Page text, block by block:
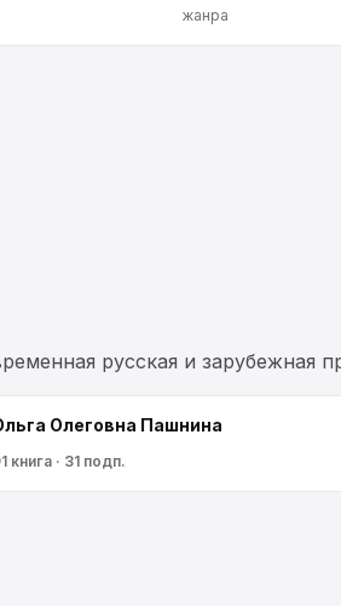
жанра
русская и зарубежная
Олеговна Пашнина
книга · 31 подп.